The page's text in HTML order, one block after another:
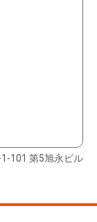
101 第5旭永ビル